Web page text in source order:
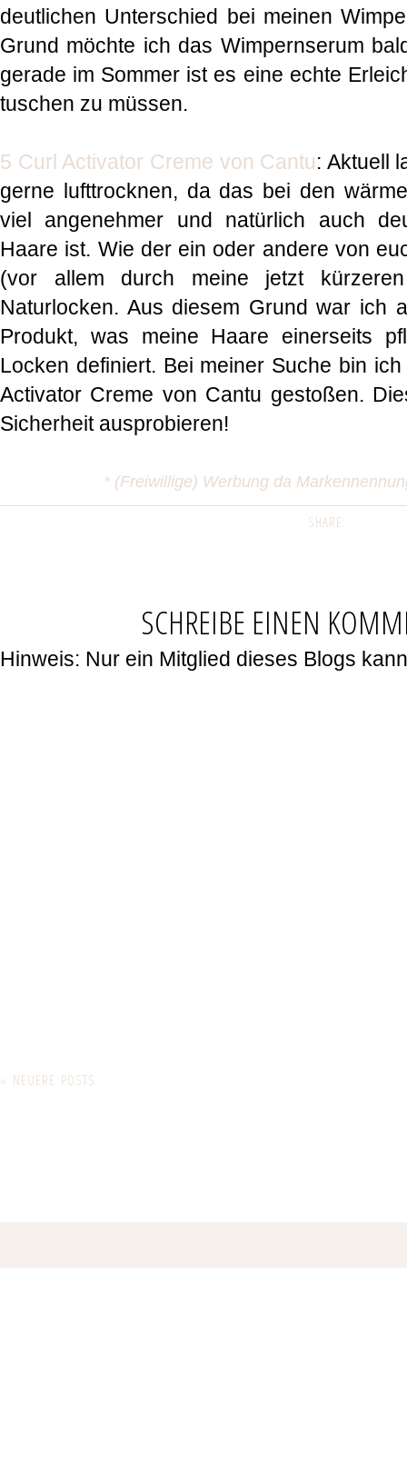
deutlichen Unterschied bei meinen
Grund möchte ich das Wimpernserum
gerade im Sommer ist es eine echte
tuschen zu müssen.
5 Curl Activator Creme von Cantu: Aktuell
gerne lufttrocknen, da das bei den
viel angenehmer und natürlich auch
Haare ist. Wie der ein oder andere von
(vor allem durch meine jetzt
Naturlocken. Aus diesem Grund war ich
Produkt, was meine Haare einerseits
Locken definiert. Bei meiner Suche bin
Activator Creme von Cantu gestoßen.
Sicherheit ausprobieren!
* (Freiwillige) Werbung da
SHARE:
SCHREIBE EINEN
Hinweis: Nur ein Mitglied dieses Blogs
« NEUERE POSTS